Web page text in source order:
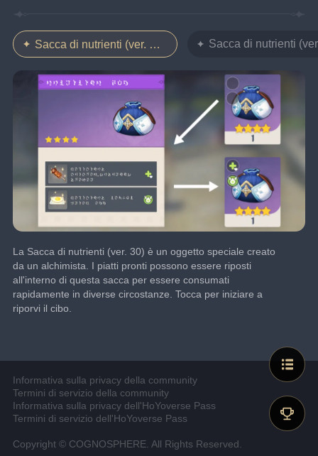
Sacca di nutrienti (ver. 30) Sacca di nutrienti
La Sacca di nutrienti (ver. 30) è un oggetto speciale creato
da un alchimista. I piatti pronti possono essere riposti
all'interno di questa sacca per essere consumati
rapidamente in diverse circostanze. Tocca per iniziare a
riporvi il cibo.
Informativa sulla privacy della community
Termini di servizio della community
Informativa sulla privacy dell'HoYoverse Pass
Termini di servizio dell'HoYoverse Pass
Copyright © COGNOSPHERE. All Rights Reserved.